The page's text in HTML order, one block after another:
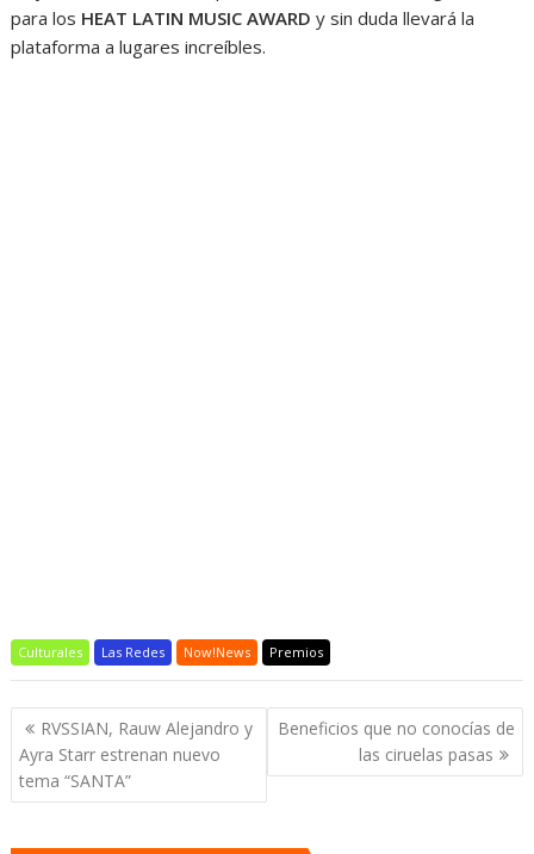
para los HEAT LATIN MUSIC AWARD y sin duda llevará la
plataforma a lugares increíbles.
Culturales Las Redes Now!News Premios
Navegación
de
entradas
RVSSIAN, Rauw Alejandro y
Ayra Starr estrenan nuevo
tema “SANTA”
Beneficios que no conocías de
las ciruelas pasas